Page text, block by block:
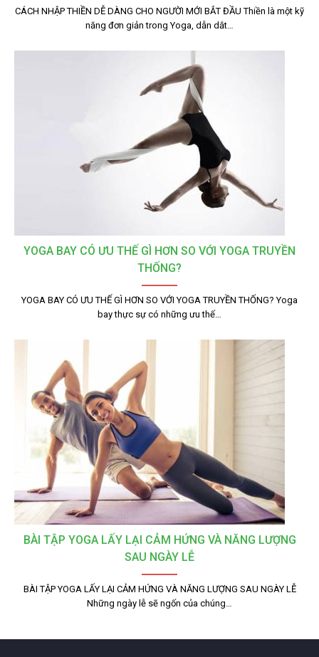
CÁCH NHẬP THIỀN DỄ DÀNG CHO NGƯỜI MỚI BẮT ĐẦU Thiền là một kỹ
năng đơn giản trong Yoga, dẫn dắt…
YOGA BAY CÓ ƯU THẾ GÌ HƠN SO VỚI YOGA TRUYỀN
THỐNG?
YOGA BAY CÓ ƯU THẾ GÌ HƠN SO VỚI YOGA TRUYỀN THỐNG? Yoga
bay thực sự có những ưu thế…
BÀI TẬP YOGA LẤY LẠI CẢM HỨNG VÀ NĂNG LƯỢNG
SAU NGÀY LỄ
BÀI TẬP YOGA LẤY LẠI CẢM HỨNG VÀ NĂNG LƯỢNG SAU NGÀY LỄ
Những ngày lễ sẽ ngốn của chúng…